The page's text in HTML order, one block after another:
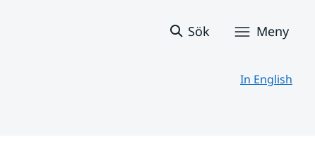
Sök Meny
In English